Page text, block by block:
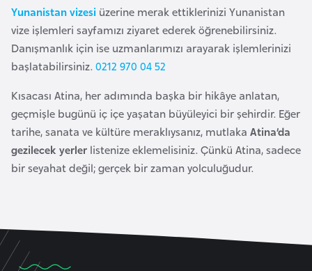
Yunanistan vizesi üzerine merak ettiklerinizi Yunanistan
vize işlemleri sayfamızı ziyaret ederek öğrenebilirsiniz.
Danışmanlık için ise uzmanlarımızı arayarak işlemlerinizi
başlatabilirsiniz. 0212 970 04 52
Kısacası Atina, her adımında başka bir hikâye anlatan,
geçmişle bugünü iç içe yaşatan büyüleyici bir şehirdir. Eğer
tarihe, sanata ve kültüre meraklıysanız, mutlaka Atina’da
gezilecek yerler listenize eklemelisiniz. Çünkü Atina, sadece
bir seyahat değil; gerçek bir zaman yolculuğudur.
i
y
o
p
a
F
i
ş
S